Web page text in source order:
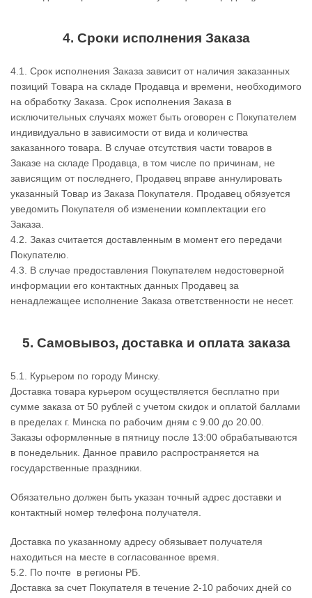
4. Сроки исполнения Заказа
4.1. Срок исполнения Заказа зависит от наличия заказанных
позиций Товара на складе Продавца и времени, необходимого
на обработку Заказа. Срок исполнения Заказа в
исключительных случаях может быть оговорен с Покупателем
индивидуально в зависимости от вида и количества
заказанного товара. В случае отсутствия части товаров в
Заказе на складе Продавца, в том числе по причинам, не
зависящим от последнего, Продавец вправе аннулировать
указанный Товар из Заказа Покупателя. Продавец обязуется
уведомить Покупателя об изменении комплектации его
Заказа.
4.2. Заказ считается доставленным в момент его передачи
Покупателю.
4.3. В случае предоставления Покупателем недостоверной
информации его контактных данных Продавец за
ненадлежащее исполнение Заказа ответственности не несет.
5. Самовывоз, доставка и оплата заказа
5.1. Курьером по городу Минску.
Доставка товара курьером осуществляется бесплатно при
сумме заказа от 50 рублей с учетом скидок и оплатой баллами
в пределах г. Минска по рабочим дням с 9.00 до 20.00.
Заказы оформленные в пятницу после 13:00 обрабатываются
в понедельник. Данное правило распространяется на
государственные праздники.
Обязательно должен быть указан точный адрес доставки и
контактный номер телефона получателя.
Доставка по указанному адресу обязывает получателя
находиться на месте в согласованное время.
5.2. По почте в регионы РБ.
Доставка за счет Покупателя в течение 2-10 рабочих дней со